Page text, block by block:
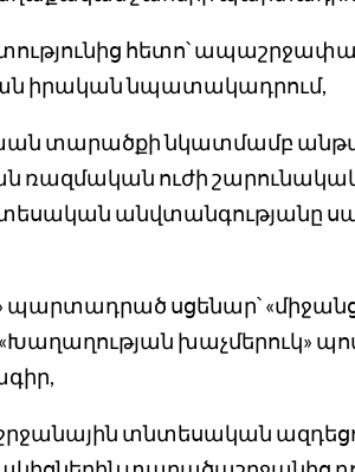
հետո՝
իրական նպատակադրում,
տարածքի նկատմամբ
ռազմական ուժի
անվտանգությանը
սցենար՝
խաչմերուկ»
տնտեսական